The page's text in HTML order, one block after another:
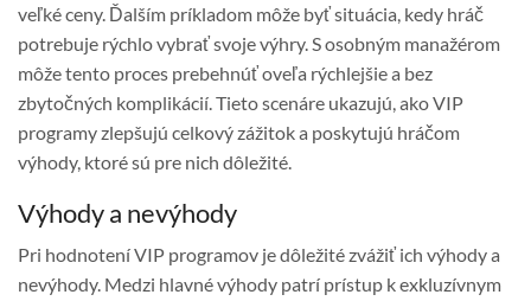
veľké ceny. Ďalším príkladom môže byť situácia, kedy hráč
potrebuje rýchlo vybrať svoje výhry. S osobným manažérom
môže tento proces prebehnúť oveľa rýchlejšie a bez
zbytočných komplikácií. Tieto scenáre ukazujú, ako VIP
programy zlepšujú celkový zážitok a poskytujú hráčom
výhody, ktoré sú pre nich dôležité.
Výhody a nevýhody
Pri hodnotení VIP programov je dôležité zvážiť ich výhody a
nevýhody. Medzi hlavné výhody patrí prístup k exkluzívnym